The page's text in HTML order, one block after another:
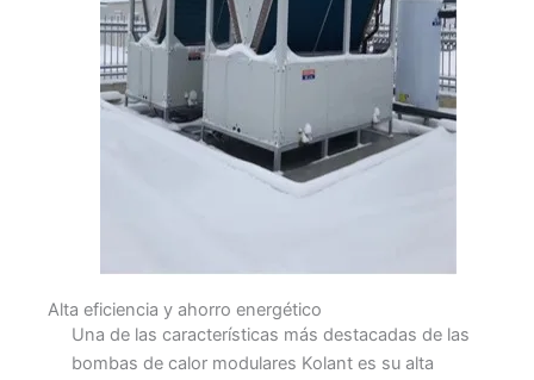
Alta eficiencia y ahorro energético​
Una de las características más destacadas de las
bombas de calor modulares Kolant es su alta